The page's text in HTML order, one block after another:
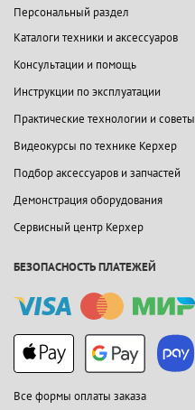
Персональный раздел
Каталоги техники и аксессуаров
Консультации и помощь
Инструкции по эксплуатации
Практические технологии и советы
Видеокурсы по технике Керхер
Подбор аксессуаров и запчастей
Демонстрация оборудования
Сервисный центр Керхер
БЕЗОПАСНОСТЬ ПЛАТЕЖЕЙ
Все формы оплаты заказа